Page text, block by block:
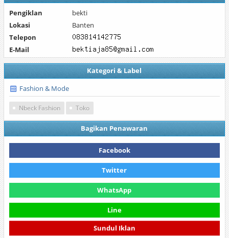
Pengiklan
bekti
Lokasi
Banten
Telepon
E-Mail
Kategori & Label
Fashion & Mode
Nbeck Fashion Toko
Bagikan Penawaran
Facebook
Twitter
WhatsApp
Line
Sundul Iklan